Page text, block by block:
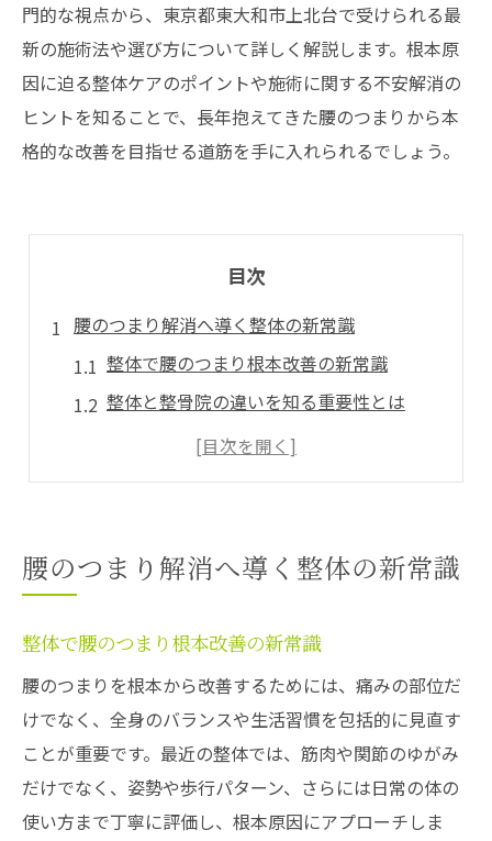
門的な視点から、東京都東大和市上北台で受けられる最
新の施術法や選び方について詳しく解説します。根本原
因に迫る整体ケアのポイントや施術に関する不安解消の
ヒントを知ることで、長年抱えてきた腰のつまりから本
格的な改善を目指せる道筋を手に入れられるでしょう。
目次
腰のつまり解消へ導く整体の新常識
整体で腰のつまり根本改善の新常識
整体と整骨院の違いを知る重要性とは
腰の違和感に整体が選ばれる理由
腰のつまりを整体でケアする流れ
専門視点から見る腰のつまりと整体
腰のつまりの正しい見極めと整体の役割
整体で姿勢と筋肉のバランスを整える
整体施術で得られる腰の変化とは
整体と整骨院の保険適用の違い解説
慢性的な腰不調改善に整体が効く理由
整体で慢性的な腰のつまりが緩和する理由
腰のつまり解消へ導く整体の新常識
整体で腰のつまり根本改善の新常識
腰のつまりを根本から改善するためには、痛みの部位だ
けでなく、全身のバランスや生活習慣を包括的に見直す
ことが重要です。最近の整体では、筋肉や関節のゆがみ
だけでなく、姿勢や歩行パターン、さらには日常の体の
使い方まで丁寧に評価し、根本原因にアプローチしま